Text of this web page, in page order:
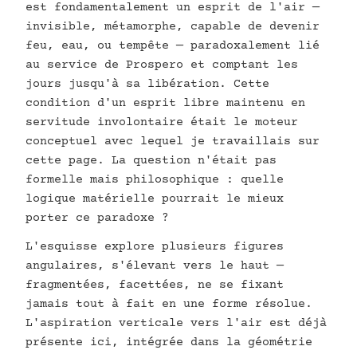
est fondamentalement un esprit de l'air —
invisible, métamorphe, capable de devenir
feu, eau, ou tempête — paradoxalement lié
au service de Prospero et comptant les
jours jusqu'à sa libération. Cette
condition d'un esprit libre maintenu en
servitude involontaire était le moteur
conceptuel avec lequel je travaillais sur
cette page. La question n'était pas
formelle mais philosophique : quelle
logique matérielle pourrait le mieux
porter ce paradoxe ?
L'esquisse explore plusieurs figures
angulaires, s'élevant vers le haut —
fragmentées, facettées, ne se fixant
jamais tout à fait en une forme résolue.
L'aspiration verticale vers l'air est déjà
présente ici, intégrée dans la géométrie